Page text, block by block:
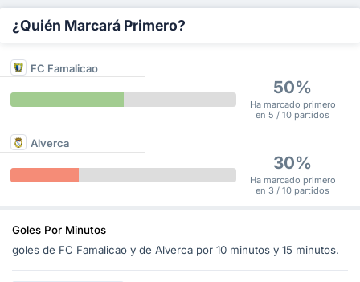
¿Quién Marcará Primero?
FC Famalicao
50%
Ha marcado primero
en 5 / 10 partidos
Alverca
30%
Ha marcado primero
en 3 / 10 partidos
Goles Por Minutos
goles de FC Famalicao y de Alverca por 10 minutos y 15 minutos.